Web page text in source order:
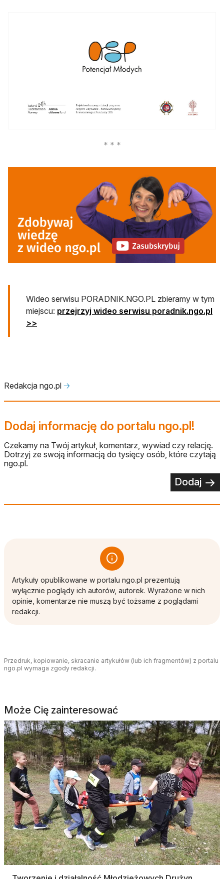
Wideo serwisu PORADNIK.NGO.PL zbieramy w tym
miejscu: przejrzyj wideo serwisu poradnik.ngo.pl
>>
Redakcja ngo.pl 🡢
Dodaj informację do portalu ngo.pl!
Czekamy na Twój artykuł, komentarz, wywiad czy relację.
Dotrzyj ze swoją informacją do tysięcy osób, które czytają
ngo.pl.
Dodaj
Artykuły opublikowane w portalu ngo.pl prezentują
wyłącznie poglądy ich autorów, autorek. Wyrażone w nich
opinie, komentarze nie muszą być tożsame z poglądami
redakcji.
Przedruk, kopiowanie, skracanie artykułów (lub ich fragmentów) z portalu
ngo.pl wymaga zgody redakcji.
Może Cię zainteresować